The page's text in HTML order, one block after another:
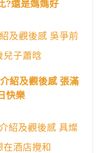
?還是媽媽好
及觀後感 吳爭前
兒子蕭晗
紹及觀後感 張滿
快樂
紹及觀後感 具燦
在酒店攪和